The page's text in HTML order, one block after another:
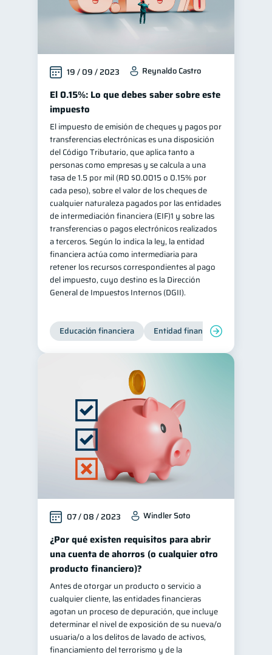
19 / 09 / 2023 Reynaldo Castro
El 0.15%: Lo que debes saber sobre este
impuesto
El impuesto de emisión de cheques y pagos por
transferencias electrónicas es una disposición
del Código Tributario, que aplica tanto a
personas como empresas y se calcula a una
tasa de 1.5 por mil (RD $0.0015 o 0.15% por
cada peso), sobre el valor de los cheques de
cualquier naturaleza pagados por las entidades
de intermediación financiera (EIF)1 y sobre las
transferencias o pagos electrónicos realizados
a terceros. Según lo indica la ley, la entidad
financiera actúa como intermediaria para
retener los recursos correspondientes al pago
del impuesto, cuyo destino es la Dirección
General de Impuestos Internos (DGII).
Educación financiera Entidad financiera
07 / 08 / 2023 Windler Soto
¿Por qué existen requisitos para abrir
una cuenta de ahorros (o cualquier otro
producto financiero)?
Antes de otorgar un producto o servicio a
cualquier cliente, las entidades financieras
agotan un proceso de depuración, que incluye
determinar el nivel de exposición de su nueva/o
usuaria/o a los delitos de lavado de activos,
financiamiento del terrorismo y de la